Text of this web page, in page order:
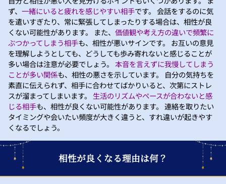
ず、 一緒にいると疲れを感じやすい相手です。 会話をするのに気
を遣いすぎたり、常に緊張してしまったりする場合は、相性が良
くない可能性があります。 また、 価値観や考え方の違いで頻繁に
ぶつかってしまう相手も、相性が悪いサインです。 お互いの意見
を理解しようとしても、どうしても歩み寄れないと感じることが
多い場合は注意が必要でしょう。 本音を言えずに我慢してしまう
ことが多い関係も、相性の悪さを示しています。 自分の気持ちを
素直に伝えられず、相手に合わせてばかりいると、次第にストレ
スが溜まってしまいます。 生活のリズムやペースが合わないと感
じる相手も、相性が良くない可能性があります。 連絡を取りたい
タイミングや会いたい頻度が大きく違うと、すれ違いが起きやす
くなるでしょう。
相性が良くなる理由は何？